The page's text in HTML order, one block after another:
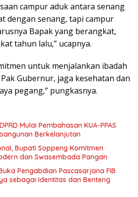
campur aduk antara senang
dengan senang, tapi campur
Bapak yang berangkat,
tahun lalu,” ucapnya.
untuk menjalankan ibadah
Gubernur, jaga kesehatan dan
pegang,” pungkasnya.
Mulai Pembahasan KUA-PPAS
Berkelanjutan
Bupati Soppeng Komitmen
dan Swasembada Pangan
Pengabdian Pascasarjana FIB
sebagai Identitas dan Benteng